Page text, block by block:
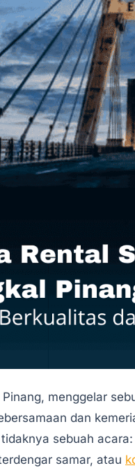
menggelar
dan
sebuah
samar, atau